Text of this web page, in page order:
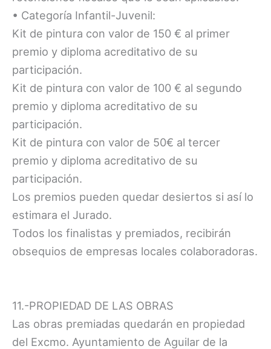
• Categoría Infantil-Juvenil:
Kit de pintura con valor de 150 € al primer
premio y diploma acreditativo de su
participación.
Kit de pintura con valor de 100 € al segundo
premio y diploma acreditativo de su
participación.
Kit de pintura con valor de 50€ al tercer
premio y diploma acreditativo de su
participación.
Los premios pueden quedar desiertos si así lo
estimara el Jurado.
Todos los finalistas y premiados, recibirán
obsequios de empresas locales colaboradoras.
11.-PROPIEDAD DE LAS OBRAS
Las obras premiadas quedarán en propiedad
del Excmo. Ayuntamiento de Aguilar de la